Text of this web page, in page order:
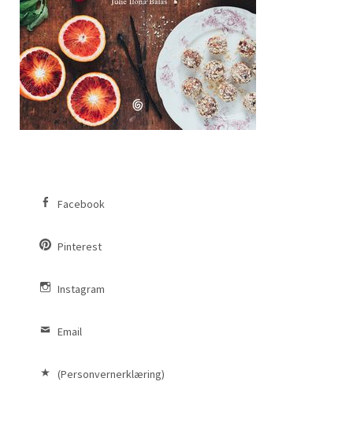
Facebook
Pinterest
Instagram
Email
(Personvernerklæring)